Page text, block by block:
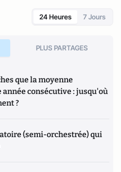
24 Heures 7 Jours
PLUS PARTAGES
que la moyenne
consécutive : jusqu'où
?
(semi-orchestrée) qui